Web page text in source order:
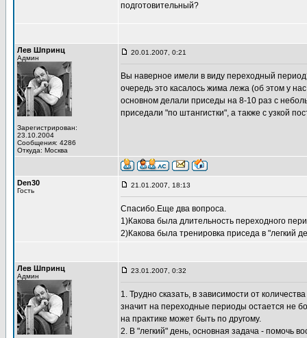
подготовительный?
Лев Шпринц
Админ
Зарегистрирован:
23.10.2004
Сообщения: 4286
Откуда: Москва
20.01.2007, 0:21
Вы наверное имели в виду переходный
очередь это касалось жима лежа (об этом у
основном делали приседы на 8-10 раз с
приседали "по штангистки", а также с узкой
Den30
Гость
21.01.2007, 18:13
Спасибо.Еще два вопроса.
1)Какова была длительность переходного
2)Какова была тренировка приседа в "легкий
Лев Шпринц
Админ
23.01.2007, 0:32
1. Трудно сказать, в зависимости от
значит на переходные периоды остается не
на практике может быть по другому.
2. В "легкий" день, основная задача - помочь